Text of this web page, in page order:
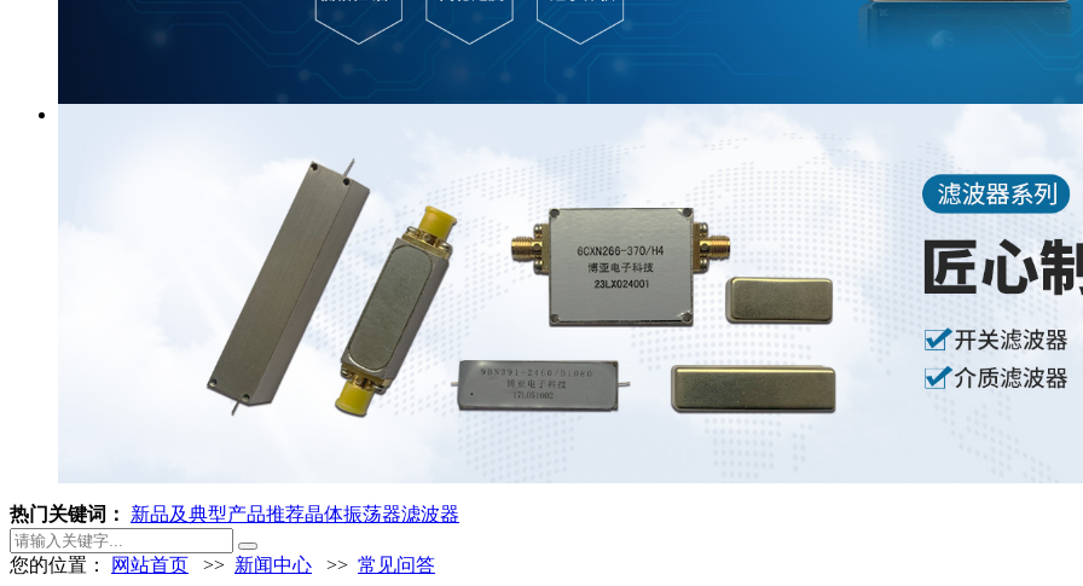
热门关键词： 新品及典型产品推荐晶体振荡器滤波器
您的位置： 网站首页 >> 新闻中心 >> 常见问答